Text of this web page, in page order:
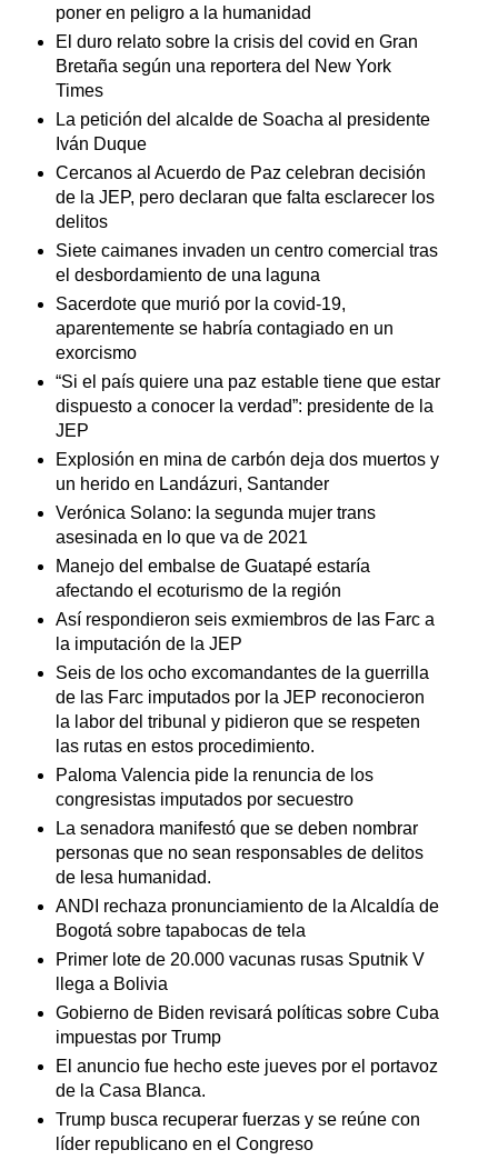
poner en peligro a la humanidad
El duro relato sobre la crisis del covid en Gran
Bretaña según una reportera del New York
Times
La petición del alcalde de Soacha al presidente
Iván Duque
Cercanos al Acuerdo de Paz celebran decisión
de la JEP, pero declaran que falta esclarecer los
delitos
Siete caimanes invaden un centro comercial tras
el desbordamiento de una laguna
Sacerdote que murió por la covid-19,
aparentemente se habría contagiado en un
exorcismo
“Si el país quiere una paz estable tiene que estar
dispuesto a conocer la verdad”: presidente de la
JEP
Explosión en mina de carbón deja dos muertos y
un herido en Landázuri, Santander
Verónica Solano: la segunda mujer trans
asesinada en lo que va de 2021
Manejo del embalse de Guatapé estaría
afectando el ecoturismo de la región
Así respondieron seis exmiembros de las Farc a
la imputación de la JEP
Seis de los ocho excomandantes de la guerrilla
de las Farc imputados por la JEP reconocieron
la labor del tribunal y pidieron que se respeten
las rutas en estos procedimiento.
Paloma Valencia pide la renuncia de los
congresistas imputados por secuestro
La senadora manifestó que se deben nombrar
personas que no sean responsables de delitos
de lesa humanidad.
ANDI rechaza pronunciamiento de la Alcaldía de
Bogotá sobre tapabocas de tela
Primer lote de 20.000 vacunas rusas Sputnik V
llega a Bolivia
Gobierno de Biden revisará políticas sobre Cuba
impuestas por Trump
El anuncio fue hecho este jueves por el portavoz
de la Casa Blanca.
Trump busca recuperar fuerzas y se reúne con
líder republicano en el Congreso